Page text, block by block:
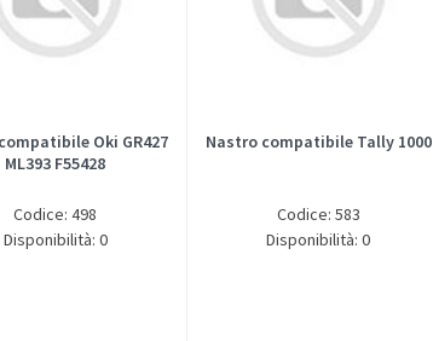
Oki GR427
ML393 F55428
Codice: 498
Disponibilità: 0
Nastro compatibile Tally 1000
Codice: 583
Disponibilità: 0